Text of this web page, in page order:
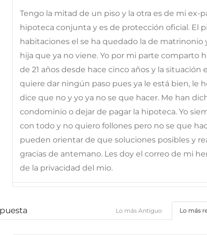
Tengo la mitad de un piso y la otra es de mi ex-
hipoteca conjunta y es de protección oficial. El
habitaciones el se ha quedado la de matrinonio
hija que ya no viene. Yo por mi parte comparto
de 21 años desde hace cinco años y la situación
quiere dar ningún paso pues ya le está bien, le
dice que no y yo ya no se que hacer. Me han
condominio o dejar de pagar la hipoteca. Yo
con todo y no quiero follones pero no se que
pueden orientar de que soluciones posibles y
gracias de antemano. Les doy el correo de mi
de la privacidad del mio.
Lo más
Lo más Antiguo